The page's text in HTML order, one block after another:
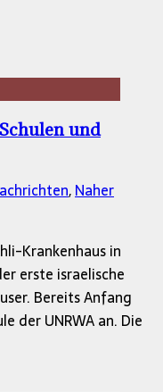
und
,Naher
Krankenhaus in
erste israelische
Bereits Anfang
der UNRWA an. Die